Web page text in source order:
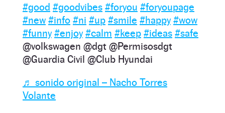
#good #goodvibes #foryou #foryoupage
#new #info #ni #up #smile #happy #wow
#funny #enjoy #calm #keep #ideas #safe
@volkswagen @dgt @Permisosdgt
@Guardia Civil @Club Hyundai
♬ sonido original – Nacho Torres
Volante